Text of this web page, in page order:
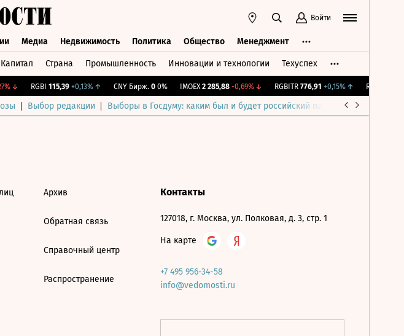
Войти
Медиа Недвижимость Политика Общество Менеджмент
Капитал Страна Промышленность Инновации и технологии Техуспех
↓ RGBI 115,39 +0,13%↑ CNY Бирж. 0 0% IMOEX 2 285,88 -0,69%↓ RGBITR 776,91 +0,15%↑ RTSI
Выбор редакции Выборы в Госдуму: каким был и будет российский парламент
Архив
Обратная связь
Справочный центр
Распространение
Контакты
127018, г. Москва, ул. Полковая, д. 3, стр. 1
На карте
+7 495 956-34-58
info@vedomosti.ru